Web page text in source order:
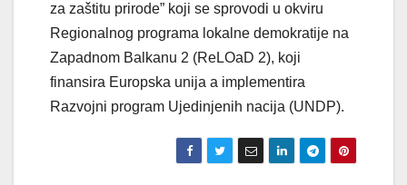
za zaštitu prirode” koji se sprovodi u okviru
Regionalnog programa lokalne demokratije na
Zapadnom Balkanu 2 (ReLOaD 2), koji
finansira Europska unija a implementira
Razvojni program Ujedinjenih nacija (UNDP).